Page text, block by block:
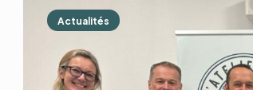
Actualités